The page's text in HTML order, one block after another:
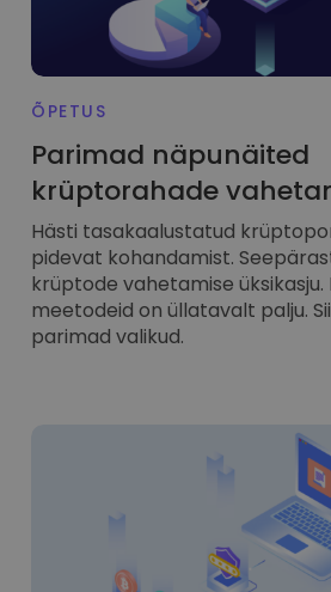
ÕPETUS
Parimad näpunäited
krüptorahade
Hästi tasakaalustatud
pidevat kohandamist.
krüptode vahetamise
meetodeid on üllatavalt palju.
parimad valikud.
REKLAAMKÜPSISED